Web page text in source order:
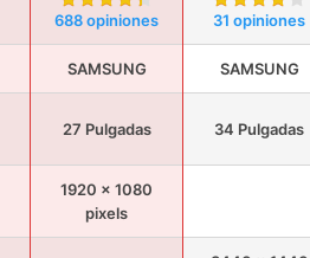
688 opiniones 31 opiniones
SAMSUNG SAMSUNG
27 Pulgadas 34 Pulgadas
1920 x 1080
pixels